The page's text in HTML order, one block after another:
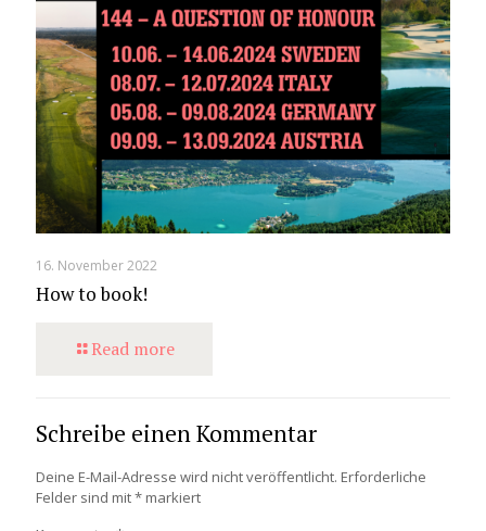
16. November 2022
How to book!
Read more
Schreibe einen Kommentar
Deine E-Mail-Adresse wird nicht veröffentlicht. Erforderliche
Felder sind mit* markiert